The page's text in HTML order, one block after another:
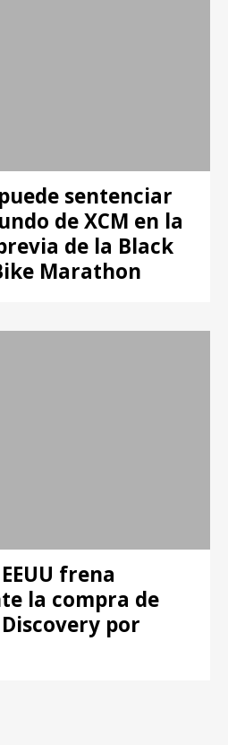
sentenciar
de XCM en la
de la Black
Marathon
frena
la compra de
por